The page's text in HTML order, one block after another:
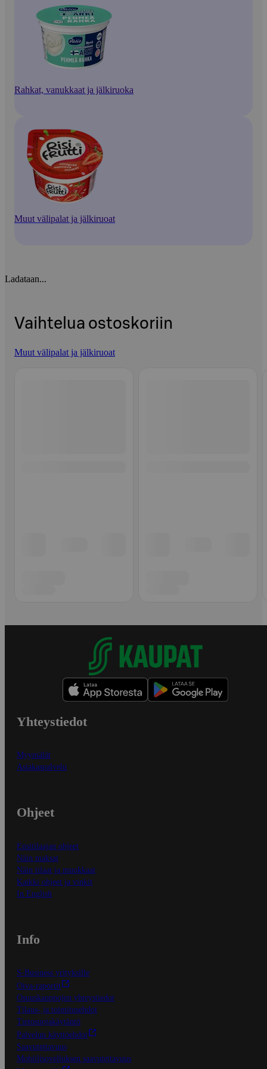
Rahkat, vanukkaat ja jälkiruoka
Muut välipalat ja jälkiruoat
Ladataan...
Vaihtelua ostoskoriin
Muut välipalat ja jälkiruoat
Yhteystiedot
Myymälät
Asiakaspalvelu
Ohjeet
Ensitilaajan ohjeet
Näin maksat
Näin tilaat ja muokkaat
Kaikki ohjeet ja vinkit
In English
Info
S-Business yrityksille
Oiva-raportit
Osuuskauppojen yhteystiedot
Tilaus- ja toimitusehdot
Tietosuojakäytäntö
Palvelun käyttöehdot
Saavutettavuus
Mobiilisovelluksen saavutettavuus